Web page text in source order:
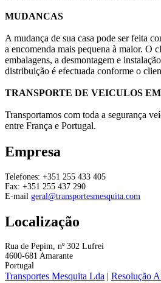
MUDANCAS
A mudança de sua casa pode ser feita
a encomenda mais pequena à maior. O
embalagens, a desmontagem e
distribuição é efectuada conforme o
TRANSPORTE DE VEICULOS
Transportamos com toda a segurança
entre França e Portugal.
Empresa
Telefones: +351 255 433 405
Fax: +351 255 437 290
E-mail geral@transportesmesquita.com
Localização
Rua de Pepim, nº 302 Lufrei
4600-681 Amarante
Portugal
Transportes Mesquita Lda | Resolução